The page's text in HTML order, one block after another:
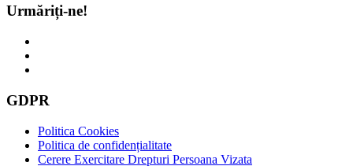
Urmăriți-ne!
GDPR
Politica Cookies
Politica de confidențialitate
Cerere Exercitare Drepturi Persoana Vizata